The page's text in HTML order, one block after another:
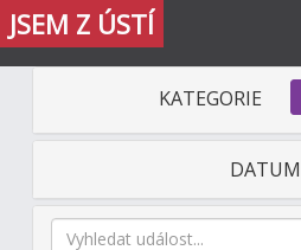
JSEM Z ÚSTÍ
KATEGORIE
DATUM